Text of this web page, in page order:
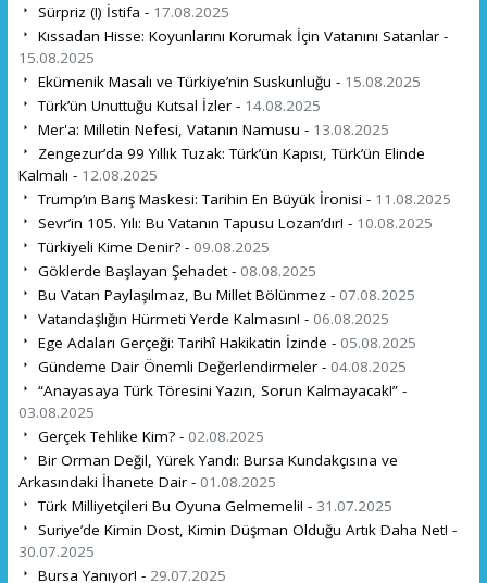
Sürpriz (!) İstifa - 17.08.2025
Kıssadan Hisse: Koyunlarını Korumak İçin Vatanını Satanlar -
15.08.2025
Ekümenik Masalı ve Türkiye’nin Suskunluğu - 15.08.2025
Türk’ün Unuttuğu Kutsal İzler - 14.08.2025
Mer'a: Milletin Nefesi, Vatanın Namusu - 13.08.2025
Zengezur’da 99 Yıllık Tuzak: Türk’ün Kapısı, Türk’ün Elinde
Kalmalı - 12.08.2025
Trump’ın Barış Maskesi: Tarihin En Büyük İronisi - 11.08.2025
Sevr’in 105. Yılı: Bu Vatanın Tapusu Lozan’dır! - 10.08.2025
Türkiyeli Kime Denir? - 09.08.2025
Göklerde Başlayan Şehadet - 08.08.2025
Bu Vatan Paylaşılmaz, Bu Millet Bölünmez - 07.08.2025
Vatandaşlığın Hürmeti Yerde Kalmasın! - 06.08.2025
Ege Adaları Gerçeği: Tarihî Hakikatin İzinde - 05.08.2025
Gündeme Dair Önemli Değerlendirmeler - 04.08.2025
“Anayasaya Türk Töresini Yazın, Sorun Kalmayacak!” -
03.08.2025
Gerçek Tehlike Kim? - 02.08.2025
Bir Orman Değil, Yürek Yandı: Bursa Kundakçısına ve
Arkasındaki İhanete Dair - 01.08.2025
Türk Milliyetçileri Bu Oyuna Gelmemeli! - 31.07.2025
Suriye’de Kimin Dost, Kimin Düşman Olduğu Artık Daha Net! -
30.07.2025
Bursa Yanıyor! - 29.07.2025